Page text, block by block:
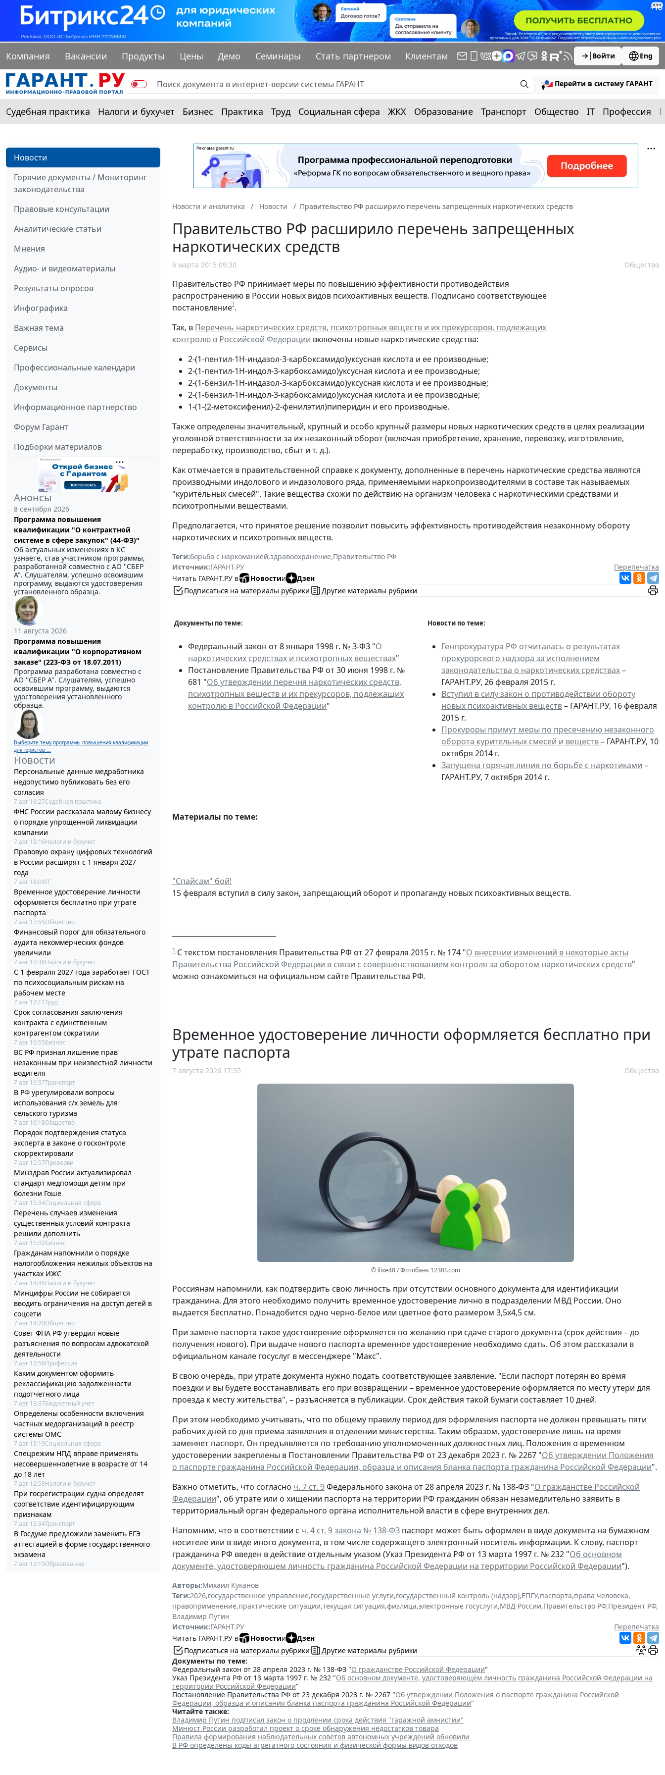
Компания Вакансии Продукты Цены Демо Семинары Стать партнером Клиентам Войти Eng
Перейти в систему ГАРАНТ
Судебная практика Налоги и бухучет Бизнес Практика Труд Социальная сфера ЖКХ Образование Транспорт Общество IT Профессия
Новости
Горячие документы / Мониторинг
законодательства
Правовые консультации
Аналитические статьи
Мнения
Аудио- и видеоматериалы
Результаты опросов
Инфографика
Важная тема
Сервисы
Профессиональные календари
Документы
Информационное партнерство
Форум Гарант
Подборки материалов
Анонсы
8 сентября 2026
Программа повышения
квалификации "О контрактной
системе в сфере закупок" (44-ФЗ)"
Об актуальных изменениях в КС
узнаете, став участником программы,
разработанной совместно с АО ''СБЕР
А". Слушателям, успешно освоившим
программу, выдаются удостоверения
установленного образца.
11 августа 2026
Программа повышения
квалификации "О корпоративном
заказе" (223-ФЗ от 18.07.2011)
Программа разработана совместно с
АО ''СБЕР А". Слушателям, успешно
освоившим программу, выдаются
удостоверения установленного
образца.
Выберите тему программы повышения квалификации
для юристов ...
Новости
Персональные данные медработника
недопустимо публиковать без его
согласия
7 авг 18:27Судебная практика
ФНС России рассказала малому бизнесу
о порядке упрощенной ликвидации
компании
7 авг 18:16Налоги и бухучет
Правовую охрану цифровых технологий
в России расширят с 1 января 2027
года
7 авг 18:04IT
Временное удостоверение личности
оформляется бесплатно при утрате
паспорта
7 авг 17:55Общество
Финансовый порог для обязательного
аудита некоммерческих фондов
увеличили
7 авг 17:36Налоги и бухучет
С 1 февраля 2027 года заработает ГОСТ
по психосоциальным рискам на
рабочем месте
7 авг 17:11Труд
Срок согласования заключения
контракта с единственным
контрагентом сократили
7 авг 16:55Бизнес
ВС РФ признал лишение прав
незаконным при неизвестной личности
водителя
7 авг 16:37Транспорт
В РФ урегулировали вопросы
использования с/х земель для
сельского туризма
7 авг 16:18Общество
Порядок подтверждения статуса
эксперта в законе о госконтроле
скорректировали
7 авг 15:57Проверки
Минздрав России актуализировал
стандарт медпомощи детям при
болезни Гоше
7 авг 15:34Социальная сфера
Перечень случаев изменения
существенных условий контракта
решили дополнить
7 авг 15:02Бизнес
Гражданам напомнили о порядке
налогообложения нежилых объектов на
участках ИЖС
7 авг 14:45Налоги и бухучет
Минцифры России не собирается
вводить ограничения на доступ детей в
соцсети
7 авг 14:20Общество
Совет ФПА РФ утвердил новые
разъяснения по вопросам адвокатской
деятельности
7 авг 13:56Профессия
Каким документом оформить
реклассификацию задолженности
подотчетного лица
7 авг 13:37Бюджетный учет
Определены особенности включения
частных медорганизаций в реестр
системы ОМС
7 авг 13:19Социальная сфера
Спецрежим НПД вправе применять
несовершеннолетние в возрасте от 14
до 18 лет
7 авг 12:58Налоги и бухучет
При госрегистрации судна определят
соответствие идентифицирующим
признакам
7 авг 12:34Транспорт
В Госдуме предложили заменить ЕГЭ
аттестацией в форме государственного
экзамена
7 авг 12:15Образование
Новости и аналитика Новости Правительство РФ расширило перечень запрещенных наркотических средств
Правительство РФ расширило перечень запрещенных
наркотических средств
6 марта 2015 09:30 Общество
Правительство РФ принимает меры по повышению эффективности противодействия
распространению в России новых видов психоактивных веществ. Подписано соответствующее
постановление1.
Так, в Перечень наркотических средств, психотропных веществ и их прекурсоров, подлежащих
контролю в Российской Федерации включены новые наркотические средства:
2-(1-пентил-1Н-индазол-3-карбоксамидо)уксусная кислота и ее производные;
2-(1-пентил-1Н-индол-3-карбоксамидо)уксусная кислота и ее производные;
2-(1-бензил-1Н-индазол-3-карбоксамидо)уксусная кислота и ее производные;
2-(1-бензил-1Н-индол-3-карбоксамидо)уксусная кислота и ее производные;
1-(1-(2-метоксифенил)-2-фенилэтил)пиперидин и его производные.
Также определены значительный, крупный и особо крупный размеры новых наркотических средств в целях реализации
уголовной ответственности за их незаконный оборот (включая приобретение, хранение, перевозку, изготовление,
переработку, производство, сбыт и т. д.).
Как отмечается в правительственной справке к документу, дополненные в перечень наркотические средства являются
производными индолового и индазолового ряда, применяемыми наркопроизводителями в составе так называемых
"курительных смесей". Такие вещества схожи по действию на организм человека с наркотическими средствами и
психотропными веществами.
Предполагается, что принятое решение позволит повысить эффективность противодействия незаконному обороту
наркотических и психотропных веществ.
Теги:борьба с наркоманией,здравоохранение,Правительство РФ
Источник:ГАРАНТ.РУ
Перепечатка
Читать ГАРАНТ.РУ в
Новостии
Дзен
Подписаться на материалы рубрики
Другие материалы рубрики
Документы по теме: Новости по теме:
Федеральный закон от 8 января 1998 г. № З-ФЗ "О
наркотических средствах и психотропных веществах"
Постановление Правительства РФ от 30 июня 1998 г. №
681 "Об утверждении перечня наркотических средств,
психотропных веществ и их прекурсоров, подлежащих
контролю в Российской Федерации"
Генпрокуратура РФ отчиталась о результатах
прокурорского надзора за исполнением
законодательства о наркотических средствах–
ГАРАНТ.РУ, 26 февраля 2015 г.
Вступил в силу закон о противодействии обороту
новых психоактивных веществ– ГАРАНТ.РУ, 16 февраля
2015 г.
Прокуроры примут меры по пресечению незаконного
оборота курительных смесей и веществ– ГАРАНТ.РУ, 10
октября 2014 г.
Запущена горячая линия по борьбе с наркотиками –
ГАРАНТ.РУ, 7 октября 2014 г.
Материалы по теме:
"Спайсам" бой!
15 февраля вступил в силу закон, запрещающий оборот и пропаганду новых психоактивных веществ.
1 С текстом постановления Правительства РФ от 27 февраля 2015 г. № 174 "О внесении изменений в некоторые акты
Правительства Российской Федерации в связи с совершенствованием контроля за оборотом наркотических средств"
можно ознакомиться на официальном сайте Правительства РФ.
Временное удостоверение личности оформляется бесплатно при
утрате паспорта
7 августа 2026 17:55 Общество
© ilixe48 / Фотобанк 123RF.com
Россиянам напомнили, как подтвердить свою личность при отсутствии основного документа для идентификации
гражданина. Для этого необходимо получить временное удостоверение лично в подразделении МВД России. Оно
выдается бесплатно. Понадобится одно черно-белое или цветное фото размером 3,5x4,5 см.
При замене паспорта такое удостоверение оформляется по желанию при сдаче старого документа (срок действия – до
получения нового). При выдаче нового паспорта временное удостоверение необходимо сдать. Об этом рассказали в
официальном канале госуслуг в мессенджере "Макс".
В свою очередь, при утрате документа нужно подать соответствующее заявление. "Если паспорт потерян во время
поездки и вы будете восстанавливать его при возвращении – временное удостоверение оформляется по месту утери для
проезда к месту жительства", – разъясняется в публикации. Срок действия такой бумаги составляет 10 дней.
При этом необходимо учитывать, что по общему правилу период для оформления паспорта не должен превышать пяти
рабочих дней со дня приема заявления в отделении министерства. Таким образом, удостоверение лишь на время
заменяет паспорт. Он предъявляется по требованию уполномоченных должностных лиц. Положения о временном
удостоверении закреплены в Постановлении Правительства РФ от 23 декабря 2023 г. № 2267 "Об утверждении Положения
о паспорте гражданина Российской Федерации, образца и описания бланка паспорта гражданина Российской Федерации".
Важно отметить, что согласно ч. 7 ст. 9Федерального закона от 28 апреля 2023 г. № 138-ФЗ "О гражданстве Российской
Федерации", об утрате или о хищении паспорта на территории РФ гражданин обязан незамедлительно заявить в
территориальный орган федерального органа исполнительной власти в сфере внутренних дел.
Напомним, что в соответствии с ч. 4 ст. 9 закона № 138-ФЗ паспорт может быть оформлен в виде документа на бумажном
носителе или в виде иного документа, в том числе содержащего электронный носитель информации. К слову, паспорт
гражданина РФ введен в действие отдельным указом (Указ Президента РФ от 13 марта 1997 г. № 232 "Об основном
документе, удостоверяющем личность гражданина Российской Федерации на территории Российской Федерации").
Авторы:Михаил Куканов
Теги:2026,государственное управление,государственные услуги,государственный контроль (надзор),ЕПГУ,паспорта,права человека,
правоприменение,практические ситуации,текущая ситуация,физлица,электронные госуслуги,МВД России,Правительство РФ,Президент РФ,
Владимир Путин
Источник:ГАРАНТ.РУ
Перепечатка
Читать ГАРАНТ.РУ в
Новостии
Дзен
Подписаться на материалы рубрики
Другие материалы рубрики
Документы по теме:
Федеральный закон от 28 апреля 2023 г. № 138-ФЗ "О гражданстве Российской Федерации"
Указ Президента РФ от 13 марта 1997 г. № 232 "Об основном документе, удостоверяющем личность гражданина Российской Федерации на
территории Российской Федерации"
Постановление Правительства РФ от 23 декабря 2023 г. № 2267 "Об утверждении Положения о паспорте гражданина Российской
Федерации, образца и описания бланка паспорта гражданина Российской Федерации"
Читайте также:
Владимир Путин подписал закон о продлении срока действия "гаражной амнистии"
Минюст России разработал проект о сроке обнаружения недостатков товара
Правила формирования наблюдательных советов автономных учреждений обновили
В РФ определены коды агрегатного состояния и физической формы видов отходов